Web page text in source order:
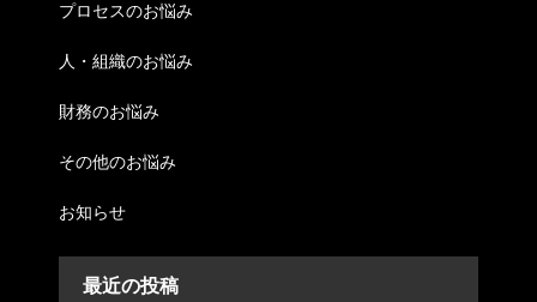
プロセスのお悩み
人・組織のお悩み
財務のお悩み
その他のお悩み
お知らせ
最近の投稿